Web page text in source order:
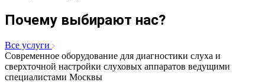
Почему выбирают нас?
Все услуги
Современное оборудование для диагностики слуха и
сверхточной настройки слуховых аппаратов ведущими
специалистами Москвы